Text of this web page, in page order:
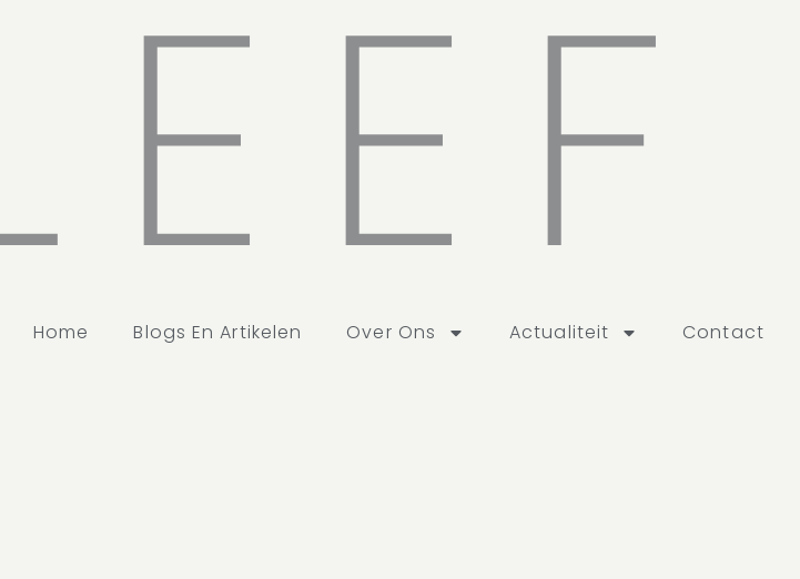
Home Blogs En Artikelen Over Ons Actualiteit Contact